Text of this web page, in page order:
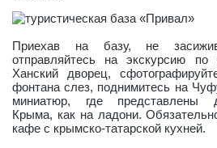
Приехав на базу, не
отправляйтесь на экскурсию по
Ханский дворец,
фонтана слез, поднимитесь на
миниатюр, где представлены
Крыма, как на ладони.
кафе с крымско-татарской кухней.